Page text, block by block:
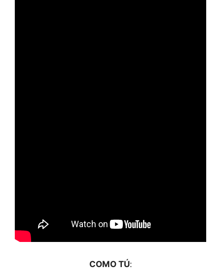
COMO TÚ: